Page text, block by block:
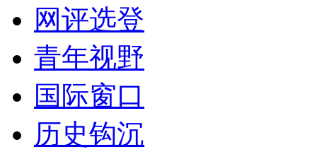
网评选登
青年视野
国际窗口
历史钩沉